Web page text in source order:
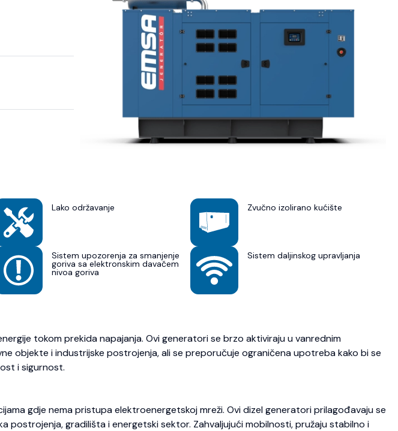
Lako održavanje Zvučno izolirano kućište
Sistem upozorenja za smanjenje
goriva sa elektronskim davačem
nivoa goriva
Sistem daljinskog upravljanja
tokom prekida napajanja. Ovi generatori se brzo aktiviraju u vanrednim
objekte i industrijske postrojenja, ali se preporučuje ograničena upotreba kako bi se
i sigurnost.
gdje nema pristupa elektroenergetskoj mreži. Ovi dizel generatori prilagođavaju se
postrojenja, gradilišta i energetski sektor. Zahvaljujući mobilnosti, pružaju stabilno i